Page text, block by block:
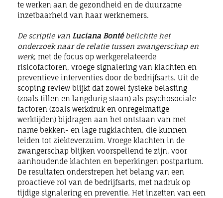
te werken aan de gezondheid en de duurzame
inzetbaarheid van haar werknemers.
De scriptie van Luciana Bontébelichtte het
onderzoek naar de relatie tussen zwangerschap en
werk, met de focus op werkgerelateerde
risicofactoren, vroege signalering van klachten en
preventieve interventies door de bedrijfsarts. Uit de
scoping review blijkt dat zowel fysieke belasting
(zoals tillen en langdurig staan) als psychosociale
factoren (zoals werkdruk en onregelmatige
werktijden) bijdragen aan het ontstaan van met
name bekken- en lage rugklachten, die kunnen
leiden tot ziekteverzuim. Vroege klachten in de
zwangerschap blijken voorspellend te zijn, voor
aanhoudende klachten en beperkingen postpartum.
De resultaten onderstrepen het belang van een
proactieve rol van de bedrijfsarts, met nadruk op
tijdige signalering en preventie. Het inzetten van een